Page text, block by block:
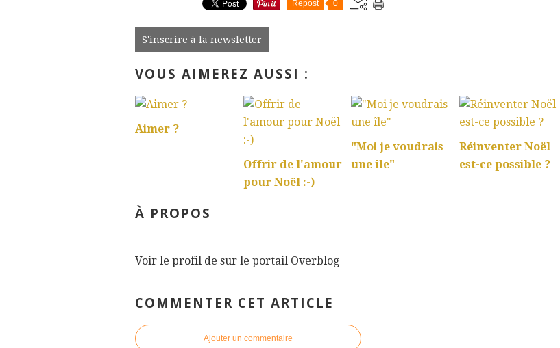
Repost 0
S'inscrire à la newsletter
VOUS AIMEREZ AUSSI :
Aimer ?
Offrir de l'amour
pour Noël :-)
"Moi je voudrais
une île"
Réinventer Noël
est-ce possible ?
À PROPOS
Voir le profil de sur le portail Overblog
COMMENTER CET ARTICLE
Ajouter un commentaire